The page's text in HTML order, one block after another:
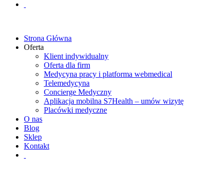
Strona Główna
Oferta
Klient indywidualny
Oferta dla firm
Medycyna pracy i platforma webmedical
Telemedycyna
Concierge Medyczny
Aplikacja mobilna S7Health – umów wizytę
Placówki medyczne
O nas
Blog
Sklep
Kontakt